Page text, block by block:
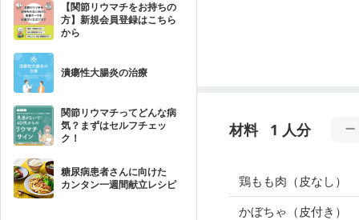
【関節リウマチをお持ちの
方】新規会員登録はこちら
から
潰瘍性大腸炎の治療
関節リウマチってどんな病
気？まずはセルフチェッ
ク！
糖尿病患者さんに向けた
カンタン一週間献立レシピ
材料 1 人分
鶏もも肉（皮なし）
かぼちゃ（皮付き）